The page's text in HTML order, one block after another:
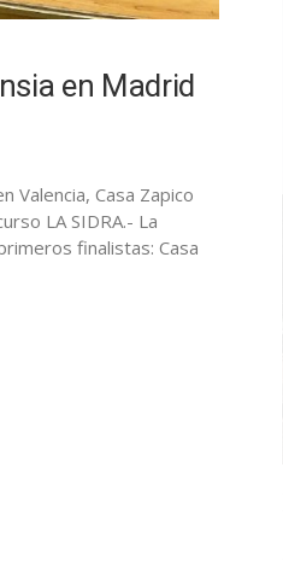
en Madrid
Valencia, Casa Zapico
LA SIDRA.- La
finalistas: Casa